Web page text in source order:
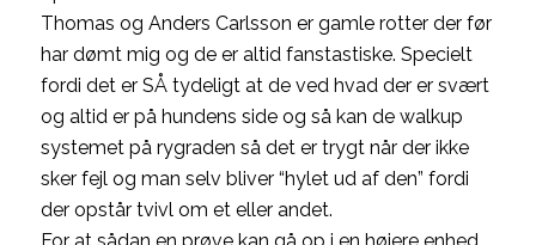
Thomas og Anders Carlsson er gamle rotter der før
har dømt mig og de er altid fanstastiske. Specielt
fordi det er SÅ tydeligt at de ved hvad der er svært
og altid er på hundens side og så kan de walkup
systemet på rygraden så det er trygt når der ikke
sker fejl og man selv bliver “hylet ud af den” fordi
der opstår tvivl om et eller andet.
For at sådan en prøve kan gå op i en højere enhed